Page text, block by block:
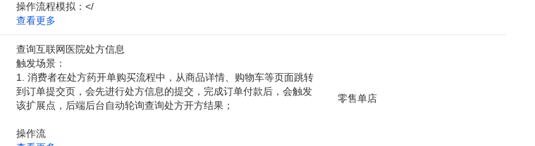
操作流程模拟：</
查看更多
查询互联网医院处方信息
触发场景：
1. 消费者在处方药开单购买流程中，从商品详情、购物车等页面跳转
到订单提交页，会先进行处方信息的提交，完成订单付款后，会触发
该扩展点，后端后台自动轮询查询处方开方结果；
操作流
零售单店